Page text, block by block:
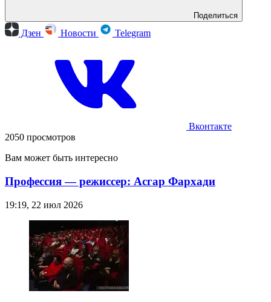
Поделиться
Дзен Новости Telegram
Вконтакте
2050 просмотров
Вам может быть интересно
Профессия — режиссер: Асгар Фархади
19:19, 22 июл 2026